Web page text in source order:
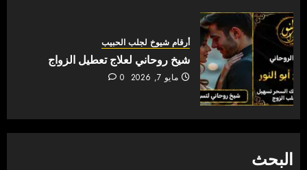
أرقام شيوخ لجلب الحبيب
شيخ روحاني لعلاج تعطيل الزواج
مايو 7, 2026 0
البحث